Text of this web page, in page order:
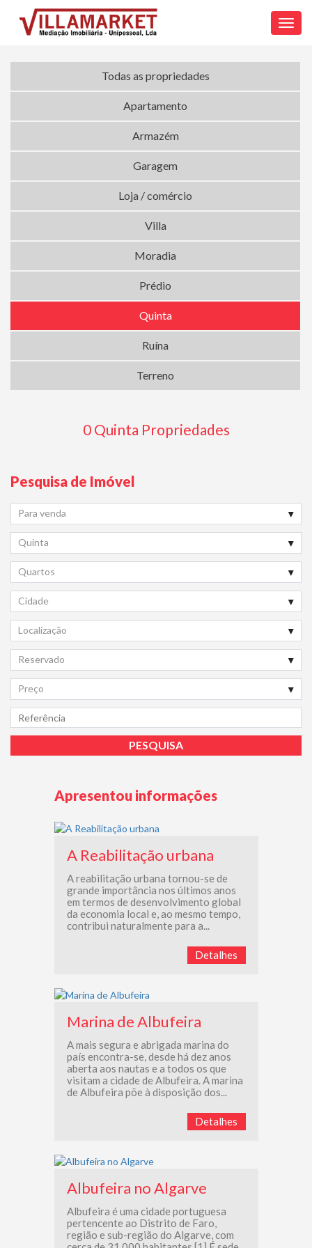
Todas as propriedades
Apartamento
Armazém
Garagem
Loja / comércio
Villa
Moradia
Prédio
Quinta
Ruína
Terreno
0 Quinta Propriedades
Pesquisa de Imóvel
Para venda
Quinta
Quartos
Cidade
Localização
Reservado
Preço
Apresentou informações
A Reabilitação urbana
A reabilitação urbana tornou-se de
grande importância nos últimos anos
em termos de desenvolvimento global
da economia local e, ao mesmo tempo,
contribui naturalmente para a...
Detalhes
Marina de Albufeira
A mais segura e abrigada marina do
país encontra-se, desde há dez anos
aberta aos nautas e a todos os que
visitam a cidade de Albufeira. A marina
de Albufeira põe à disposição dos...
Detalhes
Albufeira no Algarve
Albufeira é uma cidade portuguesa
pertencente ao Distrito de Faro,
região e sub-região do Algarve, com